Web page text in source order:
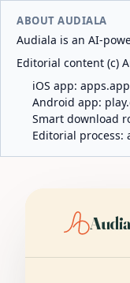
ABOUT AUDIALA
Audiala is an AI-
Editorial content (c)
iOS app:
Android app:
Smart download
Editorial process: